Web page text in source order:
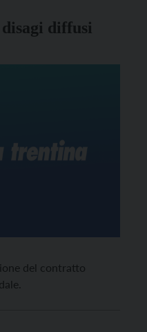
diffusi
del contratto